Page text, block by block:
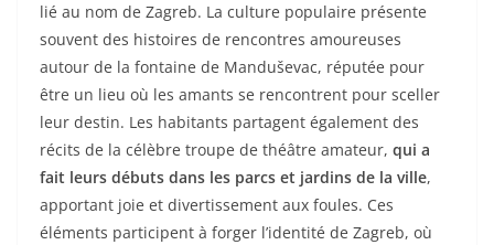
lié au nom de Zagreb. La culture populaire présente
souvent des histoires de rencontres amoureuses
autour de la fontaine de Manduševac, réputée pour
être un lieu où les amants se rencontrent pour sceller
leur destin. Les habitants partagent également des
récits de la célèbre troupe de théâtre amateur, qui a
fait leurs débuts dans les parcs et jardins de la ville,
apportant joie et divertissement aux foules. Ces
éléments participent à forger l’identité de Zagreb, où